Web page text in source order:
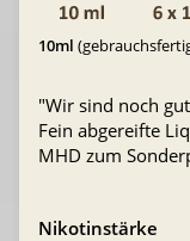
10ml
"Wir sind noch
Fein abgereifte
MHD zum
Nikotinstärke